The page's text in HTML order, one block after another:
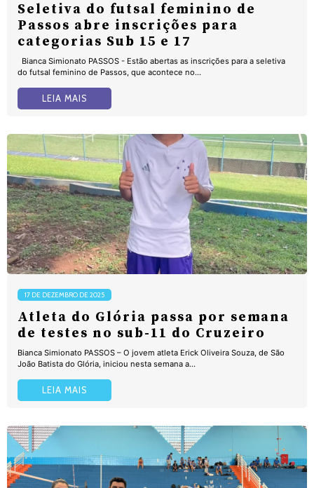
Seletiva do futsal feminino de
Passos abre inscrições para
categorias Sub 15 e 17
Bianca Simionato PASSOS - Estão abertas as inscrições para a seletiva
do futsal feminino de Passos, que acontece no...
LEIA MAIS
17 DE DEZEMBRO DE 2025
Atleta do Glória passa por semana
de testes no sub-11 do Cruzeiro
Bianca Simionato PASSOS – O jovem atleta Erick Oliveira Souza, de São
João Batista do Glória, iniciou nesta semana a...
LEIA MAIS